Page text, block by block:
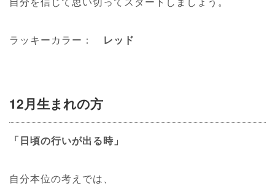
ラッキーカラー： レッド
12月生まれの方
「日頃の行いが出る時」
自分本位の考えでは、